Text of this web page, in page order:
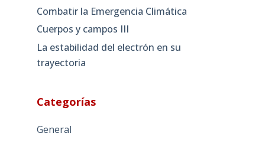
Combatir la Emergencia Climática
Cuerpos y campos III
La estabilidad del electrón en su
trayectoria
Categorías
General